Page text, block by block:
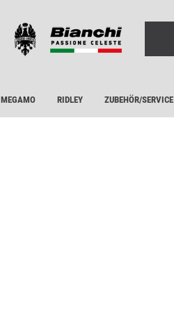
MEGAMO RIDLEY ZUBEHÖR/SERVICE